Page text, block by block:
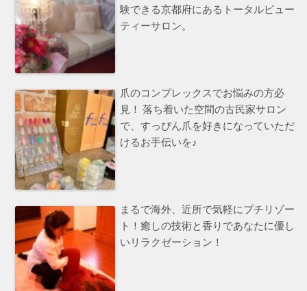
験できる京都府にあるトータルビュー
ティーサロン。
爪のコンプレックスでお悩みの方必
見！ 落ち着いた空間の古民家サロン
で、すっぴん爪を好きになっていただ
けるお手伝いを♪
まるで海外、近所で気軽にプチリゾー
ト！癒しの技術と香りであなたに優し
いリラクゼーション！